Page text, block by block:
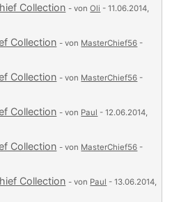
Collection - vonOli - 11.06.2014,
Collection - von MasterChief56 -
Collection - von MasterChief56 -
Collection - von Paul - 12.06.2014,
Collection - von MasterChief56 -
Collection - von Paul - 13.06.2014,